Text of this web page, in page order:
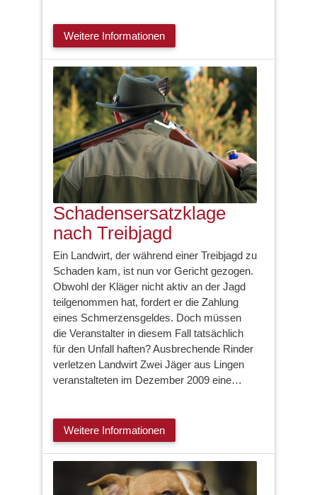
Weitere Informationen
Schadensersatzklage
nach Treibjagd
Ein Landwirt, der während einer Treibjagd zu
Schaden kam, ist nun vor Gericht gezogen.
Obwohl der Kläger nicht aktiv an der Jagd
teilgenommen hat, fordert er die Zahlung
eines Schmerzensgeldes. Doch müssen
die Veranstalter in diesem Fall tatsächlich
für den Unfall haften? Ausbrechende Rinder
verletzen Landwirt Zwei Jäger aus Lingen
veranstalteten im Dezember 2009 eine…
Weitere Informationen